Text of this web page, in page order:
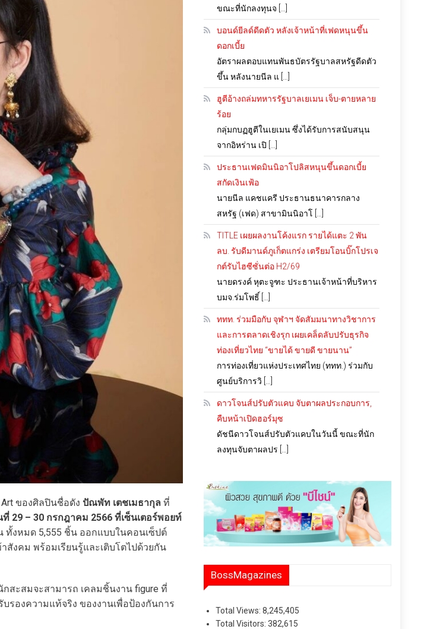
Art ของศิลปินชื่อดัง ปัณพัท เตชเมธากุล ที่
29 – 30 กรกฎาคม 2566 ที่เซ็นเตอร์พอยท์
ทั้งหมด 5,555 ชิ้น ออกแบบในคอนเซ็ปต์
งคม พร้อมเรียนรู้และเติบโตไปด้วยกัน
กสะสมจะสามารถ เคลมชิ้นงาน figure ที่
รองความแท้จริง ของงานเพื่อป้องกันการ
ขณะที่นักลงทุนจ […]
บอนด์ยีลด์ดีดตัว หลังเจ้าหน้าที่เฟดหนุนขึ้น
ดอกเบี้ย
อัตราผลตอบแทนพันธบัตรรัฐบาลสหรัฐดีดตัว
ขึ้น หลังนายนีล แ […]
ฮูตีอ้างถล่มทหารรัฐบาลเยเมน เจ็บ-ตายหลาย
ร้อย
กลุ่มกบฏฮูตีในเยเมน ซึ่งได้รับการสนับสนุน
จากอิหร่าน เปิ […]
ประธานเฟดมินนิอาโปลิสหนุนขึ้นดอกเบี้ย
สกัดเงินเฟ้อ
นายนีล แคชแครี ประธานธนาคารกลาง
สหรัฐ (เฟด) สาขามินนิอาโ […]
TITLE เผยผลงานโค้งแรก รายได้แตะ 2 พัน
ลบ. รับดีมานด์ภูเก็ตแกร่ง เตรียมโอนบิ๊กโปรเจ
กต์รับไฮซีซั่นต่อ H2/69
นายดรงค์ หุตะจูฑะ ประธานเจ้าหน้าที่บริหาร
บมจ.ร่มโพธิ์ […]
ททท. ร่วมมือกับ จุฬาฯ จัดสัมมนาทางวิชาการ
และการตลาดเชิงรุก เผยเคล็ดลับปรับธุรกิจ
ท่องเที่ยวไทย “ขายได้ ขายดี ขายนาน”
การท่องเที่ยวแห่งประเทศไทย (ททท.) ร่วมกับ
ศูนย์บริการวิ […]
ดาวโจนส์ปรับตัวแคบ จับตาผลประกอบการ,
คืบหน้าเปิดฮอร์มุซ
ดัชนีดาวโจนส์ปรับตัวแคบในวันนี้ ขณะที่นัก
ลงทุนจับตาผลปร […]
BossMagazines
Total Views:8,245,405
Total Visitors:382,615